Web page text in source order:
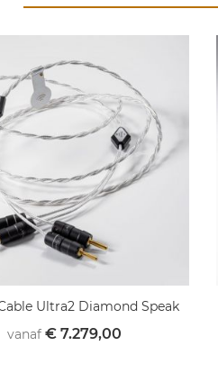
Ultra2 Diamond Speak
vanaf € 7.279,00